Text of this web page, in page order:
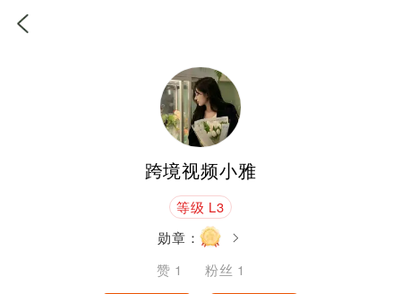
跨境视频小雅
等级 L3
勋章：
赞 1 粉丝 1